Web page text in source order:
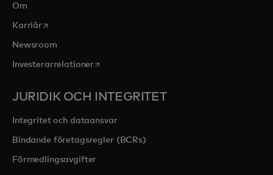
Om
Karriäropens in a new tab
Newsroom
Investerarrelationeropens in a new tab
JURIDIK OCH INTEGRITET
Integritet och dataansvar
Bindande företagsregler (BCRs)
Förmedlingsavgifter